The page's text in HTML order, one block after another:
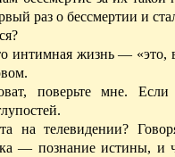
раз о бессмертии и
интимная жизнь — «это,
поверьте мне.
на телевидении?
— познание истины, и